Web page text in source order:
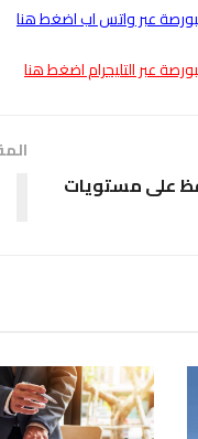
عبر واتس اب اضغط هنا
عبر التليجرام اضغط هنا
على مستويات